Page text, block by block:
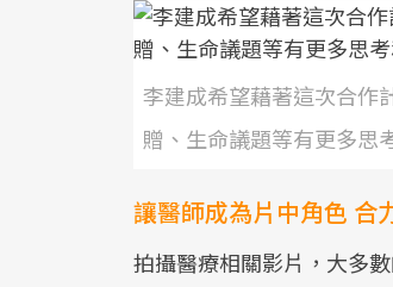
李建成希望藉著這次合作
贈、生命議題等有更多思
讓醫師成為片中角色 合
拍攝醫療相關影片，大多